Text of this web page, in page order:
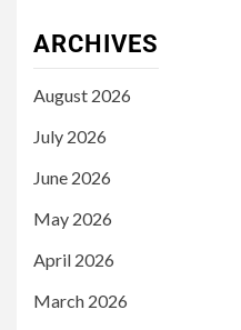
ARCHIVES
August 2026
July 2026
June 2026
May 2026
April 2026
March 2026